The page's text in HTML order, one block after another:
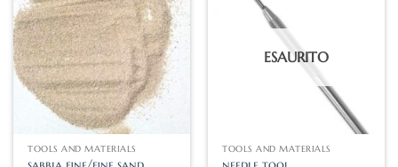
TOOLS AND MATERIALS
ESAURITO
TOOLS AND MATERIALS